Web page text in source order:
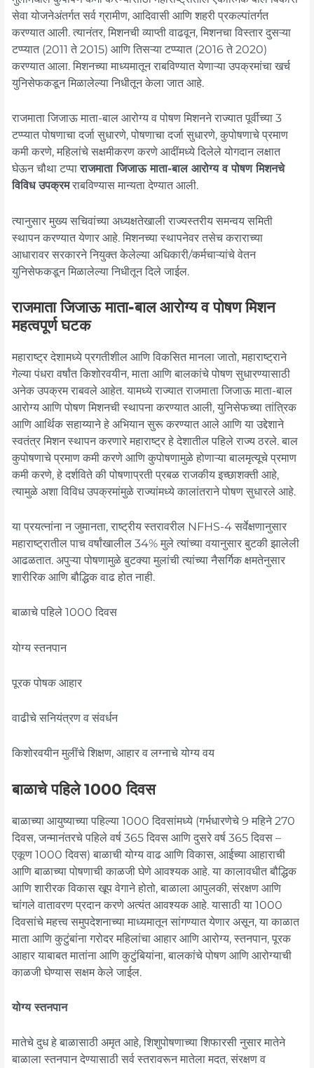
सेवा योजनेअंतर्गत सर्व ग्रामीण, आदिवासी आणि शहरी प्रकल्पांतर्गत
करण्यात आली. त्यानंतर, मिशनची व्याप्ती वाढवून, मिशनचा विस्तार दुसऱ्या
टप्प्यात (2011 ते 2015) आणि तिसऱ्या टप्प्यात (2016 ते 2020)
करण्यात आला. मिशनच्या माध्यमातून राबविण्यात येणाऱ्या उपक्रमांचा खर्च
युनिसेफकडून मिळालेल्या निधीतून केला जात आहे.
राजमाता जिजाऊ माता-बाल आरोग्य व पोषण मिशनने राज्यात पूर्वीच्या 3
टप्प्यात पोषणाचा दर्जा सुधारणे, पोषणाचा दर्जा सुधारणे, कुपोषणाचे प्रमाण
कमी करणे, महिलांचे सक्षमीकरण करणे आदींमध्ये दिलेले योगदान लक्षात
घेऊन चौथा टप्पाराजमाता जिजाऊ माता-बाल आरोग्य व पोषण मिशनचे
विविध उपक्रमराबविण्यास मान्यता देण्यात आली.
त्यानुसार मुख्य सचिवांच्या अध्यक्षतेखाली राज्यस्तरीय समन्वय समिती
स्थापन करण्यात येणार आहे. मिशनच्या स्थापनेवर तसेच कराराच्या
आधारावर सरकारने नियुक्त केलेल्या अधिकारी/कर्मचाऱ्यांचे वेतन
युनिसेफकडून मिळालेल्या निधीतून दिले जाईल.
राजमाता जिजाऊ माता-बाल आरोग्य व पोषण मिशन
महत्वपूर्ण घटक
महाराष्ट्र देशामध्ये प्रगतीशील आणि विकसित मानला जातो, महाराष्ट्राने
गेल्या पंधरा वर्षांत किशोरवयीन, माता आणि बालकांचे पोषण सुधारण्यासाठी
अनेक उपक्रम राबवले आहेत. यामध्ये राज्यात राजमाता जिजाऊ माता-बाल
आरोग्य आणि पोषण मिशनची स्थापना करण्यात आली, युनिसेफच्या तांत्रिक
आणि आर्थिक सहाय्याने हे अभियान सुरू करण्यात आले आणि या उद्देशाने
स्वतंत्र मिशन स्थापन करणारे महाराष्ट्र हे देशातील पहिले राज्य ठरले. बाल
कुपोषणाचे प्रमाण कमी करणे आणि कुपोषणामुळे होणाऱ्या बालमृत्यूचे प्रमाण
कमी करणे, हे दर्शविते की पोषणाप्रती प्रबळ राजकीय इच्छाशक्ती आहे,
त्यामुळे अशा विविध उपक्रमांमुळे राज्यांमध्ये कालांतराने पोषण सुधारले आहे.
या प्रयत्नांना न जुमानता, राष्ट्रीय स्तरावरील NFHS-4 सर्वेक्षणानुसार
महाराष्ट्रातील पाच वर्षांखालील 34% मुले त्यांच्या वयानुसार बुटकी झालेली
आढळतात. अपुऱ्या पोषणामुळे बुटक्या मुलांची त्यांच्या नैसर्गिक क्षमतेनुसार
शारीरिक आणि बौद्धिक वाढ होत नाही.
बाळाचे पहिले 1000 दिवस
योग्य स्तनपान
पूरक पोषक आहार
वाढीचे सनियंत्रण व संवर्धन
किशोरवयीन मुलींचे शिक्षण, आहार व लग्नाचे योग्य वय
बाळाचे पहिले 1000 दिवस
बाळाच्या आयुष्याच्या पहिल्या 1000 दिवसांमध्ये (गर्भधारणेचे 9 महिने 270
दिवस, जन्मानंतरचे पहिले वर्ष 365 दिवस आणि दुसरे वर्ष 365 दिवस –
एकूण 1000 दिवस) बाळाची योग्य वाढ आणि विकास, आईच्या आहाराची
आणि बाळाच्या पोषणाची काळजी घेणे आवश्यक आहे. या कालावधीत बौद्धिक
आणि शारीरक विकास खूप वेगाने होतो, बाळाला आपुलकी, संरक्षण आणि
चांगले वातावरण प्रदान करणे अत्यंत आवश्यक आहे. यासाठी या 1000
दिवसांचे महत्त्व समुपदेशनाच्या माध्यमातून सांगण्यात येणार असून, या काळात
माता आणि कुटुंबांना गरोदर महिलांचा आहार आणि आरोग्य, स्तनपान, पूरक
आहार याबाबत मातांना आणि कुटुंबियांना, बालकांचे पोषण आणि आरोग्याची
काळजी घेण्यास सक्षम केले जाईल.
योग्य स्तनपान
मातेचे दुध हे बाळासाठी अमृत आहे, शिशुपोषणाच्या शिफारसी नुसार मातेने
बाळाला स्तनपान देण्यासाठी सर्व स्तरावरून मातेला मदत, संरक्षण व